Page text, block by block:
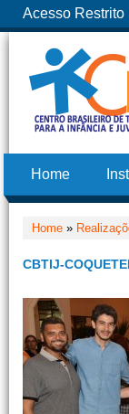
Acesso Restrito
Home
Home »
CBTIJ-